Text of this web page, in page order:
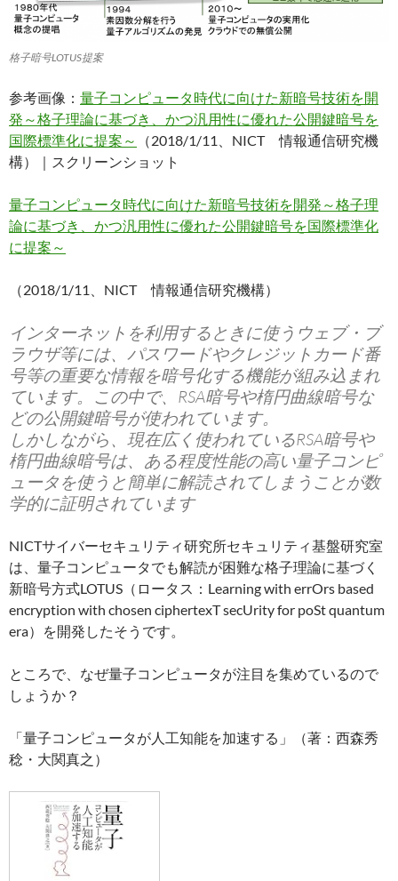
格子暗号LOTUS提案
参考画像： 量子コンピュータ時代に向けた新暗号技術を開
発～格子理論に基づき、かつ汎用性に優れた公開鍵暗号を
国際標準化に提案～
（2018/1/11、NICT 情報通信研究機
構）｜スクリーンショット
量子コンピュータ時代に向けた新暗号技術を開発～格子理
論に基づき、かつ汎用性に優れた公開鍵暗号を国際標準化
に提案～
（2018/1/11、NICT 情報通信研究機構）
インターネットを利用するときに使うウェブ・ブ
ラウザ等には、パスワードやクレジットカード番
号等の重要な情報を暗号化する機能が組み込まれ
ています。この中で、RSA暗号や楕円曲線暗号な
どの公開鍵暗号が使われています。
しかしながら、現在広く使われているRSA暗号や
楕円曲線暗号は、ある程度性能の高い量子コンピ
ュータを使うと簡単に解読されてしまうことが数
学的に証明されています
NICTサイバーセキュリティ研究所セキュリティ基盤研究室
は、量子コンピュータでも解読が困難な格子理論に基づく
新暗号方式LOTUS（ロータス：Learning with errOrs based
encryption with chosen ciphertexT secUrity for poSt quantum
era）を開発したそうです。
ところで、なぜ量子コンピュータが注目を集めているので
しょうか？
「量子コンピュータが人工知能を加速する」（著：西森秀
稔・大関真之）